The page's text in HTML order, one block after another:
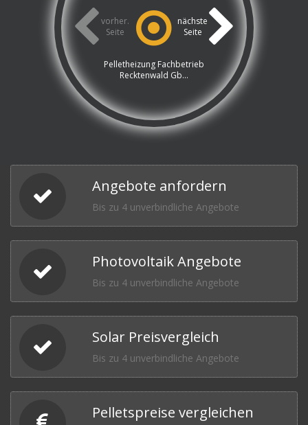
vorher.
Seite
nächste
Seite
Pelletheizung Fachbetrieb
Recktenwald Gb...
Angebote anfordern
Bis zu 4 unverbindliche Angebote
Photovoltaik Angebote
Bis zu 4 unverbindliche Angebote
Solar Preisvergleich
Bis zu 4 unverbindliche Angebote
Pelletspreise vergleichen